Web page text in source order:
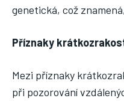
genetická, což
Příznaky
Mezi příznaky
při pozorování